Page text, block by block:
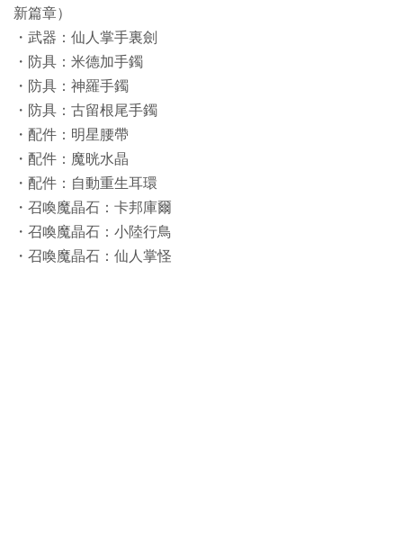
新篇章）
・武器：仙人掌手裏劍
・防具：米德加手鐲
・防具：神羅手鐲
・防具：古留根尾手鐲
・配件：明星腰帶
・配件：魔晄水晶
・配件：自動重生耳環
・召喚魔晶石：卡邦庫爾
・召喚魔晶石：小陸行鳥
・召喚魔晶石：仙人掌怪